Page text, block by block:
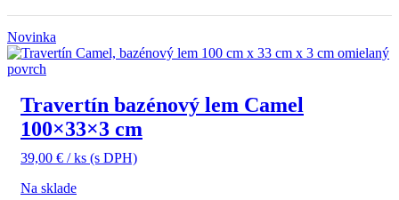
Novinka
Travertín bazénový lem Camel
100×33×3 cm
39,00 € / ks (s DPH)
Na sklade